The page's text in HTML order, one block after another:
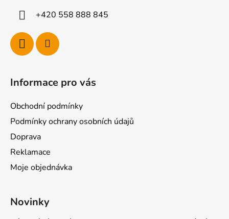
+420 558 888 845
Informace pro vás
Obchodní podmínky
Podmínky ochrany osobních údajů
Doprava
Reklamace
Moje objednávka
Novinky